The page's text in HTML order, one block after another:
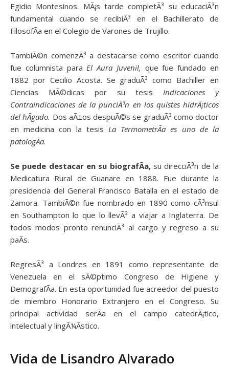
Egidio Montesinos. MÃ¡s tarde completÃ³ su educaciÃ³n
fundamental cuando se recibiÃ³ en el Bachillerato de
FilosofÃ­a en el Colegio de Varones de Trujillo.
TambiÃ©n comenzÃ³ a destacarse como escritor cuando
fue columnista paraEl Aura Juvenil, que fue fundado en
1882 por Cecilio Acosta. Se graduÃ³ como Bachiller en
Ciencias MÃ©dicas por su tesis Indicaciones y
Contraindicaciones de la punciÃ³n en los quistes hidrÃ¡ticos
del hÃ­gado. Dos aÃ±os despuÃ©s se graduÃ³ como doctor
en medicina con la tesis La TermometrÃ­a es uno de la
patologÃ­a.
Se puede destacar en su biografÃ­a, su direcciÃ³n de la
Medicatura Rural de Guanare en 1888. Fue durante la
presidencia del General Francisco Batalla en el estado de
Zamora. TambiÃ©n fue nombrado en 1890 como cÃ³nsul
en Southampton lo que lo llevÃ³ a viajar a Inglaterra. De
todos modos pronto renunciÃ³ al cargo y regreso a su
paÃ­s.
RegresÃ³ a Londres en 1891 como representante de
Venezuela en el sÃ©ptimo Congreso de Higiene y
DemografÃ­a. En esta oportunidad fue acreedor del puesto
de miembro Honorario Extranjero en el Congreso. Su
principal actividad serÃ­a en el campo catedrÃ¡tico,
intelectual y lingÃ¼Ã­stico.
Vida de Lisandro Alvarado